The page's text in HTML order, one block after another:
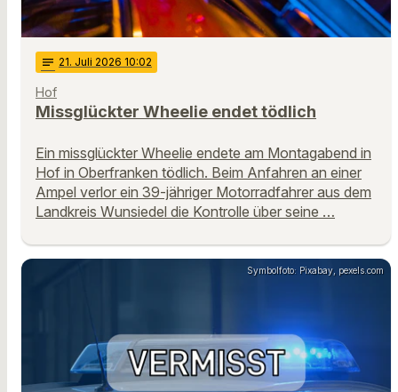
notes 21. Juli 2026 10:02
Hof
Missglückter Wheelie endet tödlich
Ein missglückter Wheelie endete am Montagabend in
Hof in Oberfranken tödlich. Beim Anfahren an einer
Ampel verlor ein 39-jähriger Motorradfahrer aus dem
Landkreis Wunsiedel die Kontrolle über seine …
Symbolfoto: Pixabay, pexels.com